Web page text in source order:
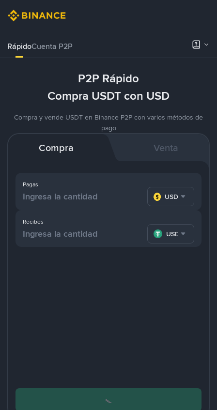
RápidoCuenta P2P
P2P Rápido
Compra USDT con USD
Compra y vende USDT en Binance P2P con varios métodos de
pago
Compra Venta
Pagas
USD
Recibes
USDT